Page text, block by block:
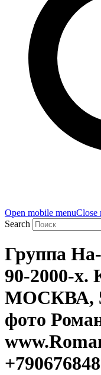
Open mobile menuClose
Search
Группа
90-2000-х.
МОСКВА, 5
фото